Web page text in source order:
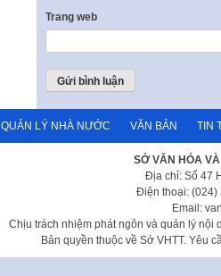
Trang web
QUẢN LÝ NHÀ NƯỚC VĂN BẢN TIN
SỞ VĂN HÓA
Địa chỉ: Số 47
Điện thoại: (024)
Email:
Chịu trách nhiệm phát ngôn và quản lý nội
Bản quyền thuộc về Sở VHTT. Yêu